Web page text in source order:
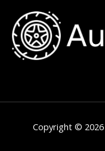
Copyright ©